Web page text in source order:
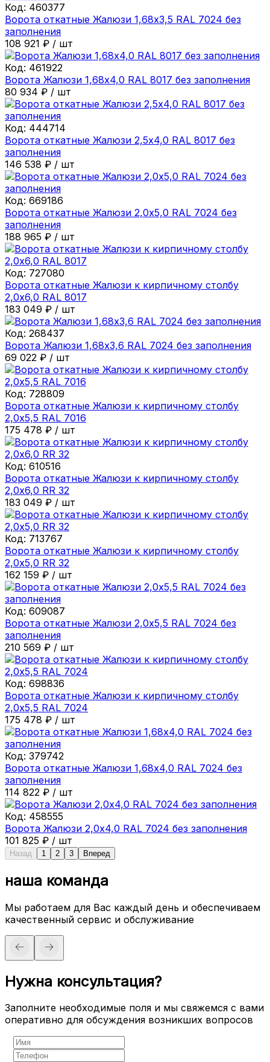
Код: 460377
Ворота откатные Жалюзи 1,68х3,5 RAL 7024 без
заполнения
108 921 ₽ / шт
Код: 461922
Ворота Жалюзи 1,68х4,0 RAL 8017 без заполнения
80 934 ₽ / шт
Код: 444714
Ворота откатные Жалюзи 2,5х4,0 RAL 8017 без
заполнения
146 538 ₽ / шт
Код: 669186
Ворота откатные Жалюзи 2,0х5,0 RAL 7024 без
заполнения
188 965 ₽ / шт
Код: 727080
Ворота откатные Жалюзи к кирпичному столбу
2,0х6,0 RAL 8017
183 049 ₽ / шт
Код: 268437
Ворота Жалюзи 1,68х3,6 RAL 7024 без заполнения
69 022 ₽ / шт
Код: 728809
Ворота откатные Жалюзи к кирпичному столбу
2,0х5,5 RAL 7016
175 478 ₽ / шт
Код: 610516
Ворота откатные Жалюзи к кирпичному столбу
2,0х6,0 RR 32
183 049 ₽ / шт
Код: 713767
Ворота откатные Жалюзи к кирпичному столбу
2,0х5,0 RR 32
162 159 ₽ / шт
Код: 609087
Ворота откатные Жалюзи 2,0х5,5 RAL 7024 без
заполнения
210 569 ₽ / шт
Код: 698836
Ворота откатные Жалюзи к кирпичному столбу
2,0х5,5 RAL 7024
175 478 ₽ / шт
Код: 379742
Ворота откатные Жалюзи 1,68х4,0 RAL 7024 без
заполнения
114 822 ₽ / шт
Код: 458555
Ворота Жалюзи 2,0х4,0 RAL 7024 без заполнения
101 825 ₽ / шт
Назад 1 2 3 Вперед
наша команда
Мы работаем для Вас каждый день и обеспечиваем
качественный сервис и обслуживание
Нужна консультация?
Заполните необходимые поля и мы свяжемся с вами
оперативно для обсуждения возникших вопросов